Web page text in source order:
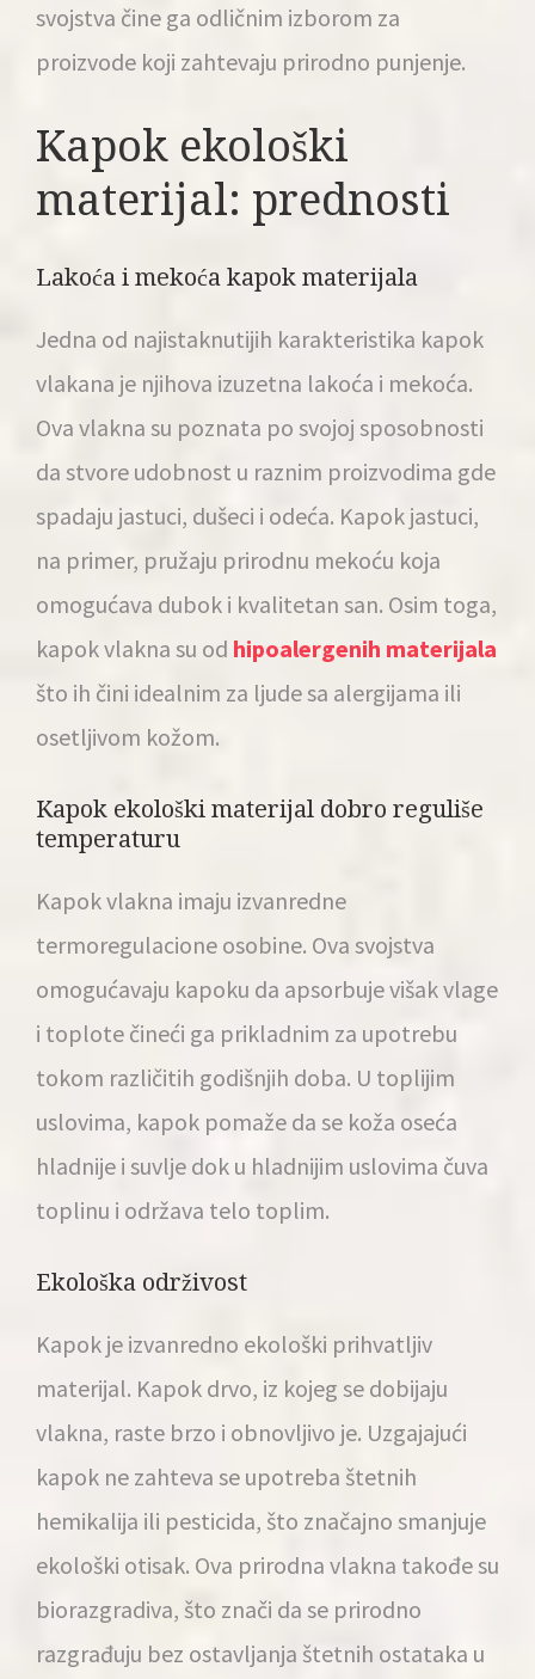
svojstva čine ga odličnim izborom za
proizvode koji zahtevaju prirodno punjenje.
Kapok ekološki
materijal: prednosti
Lakoća i mekoća kapok materijala
Jedna od najistaknutijih karakteristika kapok
vlakana je njihova izuzetna lakoća i mekoća.
Ova vlakna su poznata po svojoj sposobnosti
da stvore udobnost u raznim proizvodima gde
spadaju jastuci, dušeci i odeća. Kapok jastuci,
na primer, pružaju prirodnu mekoću koja
omogućava dubok i kvalitetan san. Osim toga,
kapok vlakna su od hipoalergenih materijala
što ih čini idealnim za ljude sa alergijama ili
osetljivom kožom.
Kapok ekološki materijal dobro reguliše
temperaturu
Kapok vlakna imaju izvanredne
termoregulacione osobine. Ova svojstva
omogućavaju kapoku da apsorbuje višak vlage
i toplote čineći ga prikladnim za upotrebu
tokom različitih godišnjih doba. U toplijim
uslovima, kapok pomaže da se koža oseća
hladnije i suvlje dok u hladnijim uslovima čuva
toplinu i održava telo toplim.
Ekološka održivost
Kapok je izvanredno ekološki prihvatljiv
materijal. Kapok drvo, iz kojeg se dobijaju
vlakna, raste brzo i obnovljivo je. Uzgajajući
kapok ne zahteva se upotreba štetnih
hemikalija ili pesticida, što značajno smanjuje
ekološki otisak. Ova prirodna vlakna takođe su
biorazgradiva, što znači da se prirodno
razgrađuju bez ostavljanja štetnih ostataka u